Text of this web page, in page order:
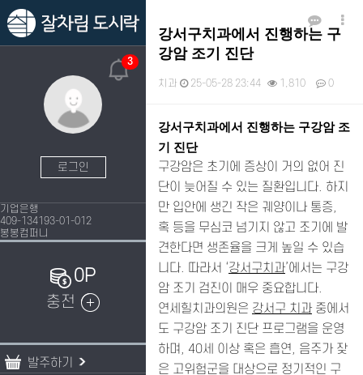
3
로그인
기업은행
409-134193-01-012
봉봉컴퍼니
0P
충전
발주하기
강서구치과에서 진행하는 구
강암 조기 진단
치과 25-05-28 23:44 1,810 0
본문
강서구치과에서 진행하는 구강암 조
기 진단
구강암은 초기에 증상이 거의 없어 진
단이 늦어질 수 있는 질환입니다. 하지
만 입안에 생긴 작은 궤양이나 통증,
혹 등을 무심코 넘기지 않고 조기에 발
견한다면 생존율을 크게 높일 수 있습
니다. 따라서 ‘강서구치과’에서는 구강
암 조기 검진이 매우 중요합니다.
연세힐치과의원은 강서구 치과 중에서
도 구강암 조기 진단 프로그램을 운영
하며, 40세 이상 혹은 흡연, 음주가 잦
은 고위험군을 대상으로 정기적인 구